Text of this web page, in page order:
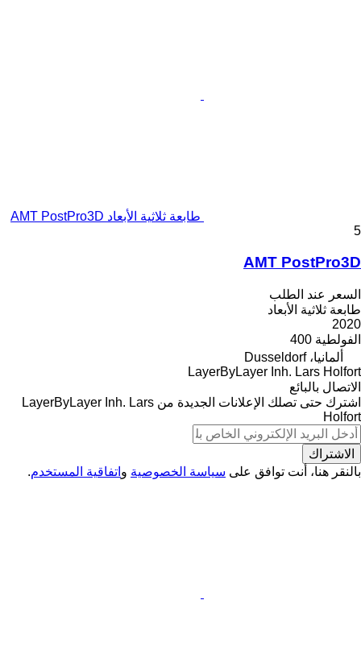
طابعة ثلاثية الأبعاد AMT PostPro3D
5
AMT PostPro3D
السعر عند الطلب
طابعة ثلاثية الأبعاد
2020
الفولطية 400
ألمانيا، Dusseldorf
LayerByLayer Inh. Lars Holfort
الاتصال بالبائع
اشترك حتى تصلك الإعلانات الجديدة من LayerByLayer Inh. Lars
Holfort
الاشتراك
بالنقر هنا، أنت توافق على سياسة الخصوصية و اتفاقية المستخدم.